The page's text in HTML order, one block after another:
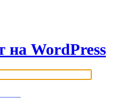
на WordPress